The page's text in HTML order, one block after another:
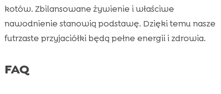
kotów. Zbilansowane żywienie i właściwe
nawodnienie stanowią podstawę. Dzięki temu nasze
futrzaste przyjaciółki będą pełne energii i zdrowia.
FAQ